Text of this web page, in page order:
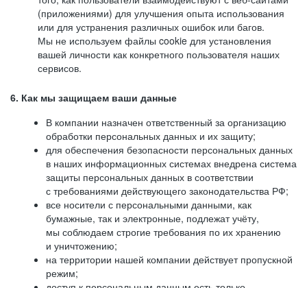
(приложениями) для улучшения опыта использования
или для устранения различных ошибок или багов.
Мы не используем файлы cookie для установления
вашей личности как конкретного пользователя наших
сервисов.
6. Как мы защищаем ваши данные
В компании назначен ответственный за организацию
обработки персональных данных и их защиту;
для обеспечения безопасности персональных данных
в наших информационных системах внедрена система
защиты персональных данных в соответствии
с требованиями действующего законодательства РФ;
все носители с персональными данными, как
бумажные, так и электронные, подлежат учёту,
мы соблюдаем строгие требования по их хранению
и уничтожению;
на территории нашей компании действует пропускной
режим;